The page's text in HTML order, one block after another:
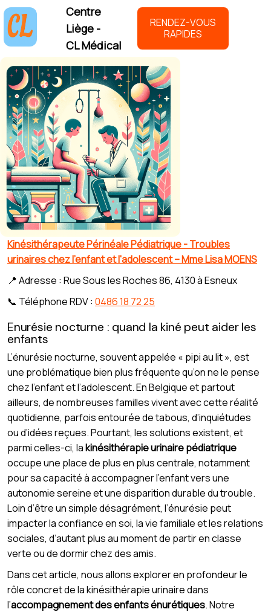
Centre
Liège -
CL Médical
RENDEZ-VOUS
RAPIDES
Kinésithérapeute Périnéale Pédiatrique - Troubles
urinaires chez l'enfant et l'adolescent – Mme Lisa MOENS
📍 Adresse : Rue Sous les Roches 86, 4130 à Esneux
📞 Téléphone RDV : 0486 18 72 25
Enurésie nocturne : quand la kiné peut aider les
enfants
L’énurésie nocturne, souvent appelée « pipi au lit », est
une problématique bien plus fréquente qu’on ne le pense
chez l’enfant et l’adolescent. En Belgique et partout
ailleurs, de nombreuses familles vivent avec cette réalité
quotidienne, parfois entourée de tabous, d’inquiétudes
ou d’idées reçues. Pourtant, les solutions existent, et
parmi celles-ci, lakinésithérapie urinaire pédiatrique
occupe une place de plus en plus centrale, notamment
pour sa capacité à accompagner l’enfant vers une
autonomie sereine et une disparition durable du trouble.
Loin d’être un simple désagrément, l’énurésie peut
impacter la confiance en soi, la vie familiale et les relations
sociales, d’autant plus au moment de partir en classe
verte ou de dormir chez des amis.
Dans cet article, nous allons explorer en profondeur le
rôle concret de la kinésithérapie urinaire dans
l’accompagnement des enfants énurétiques. Notre